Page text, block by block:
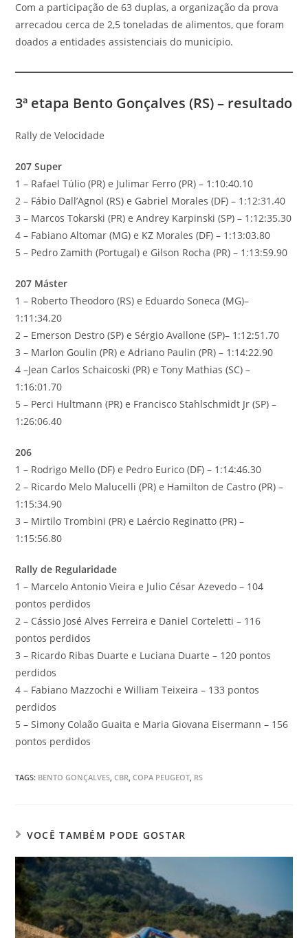
Com a participação de 63 duplas, a organização da prova
arrecadou cerca de 2,5 toneladas de alimentos, que foram
doados a entidades assistenciais do município.
3ª etapa Bento Gonçalves (RS) – resultado
Rally de Velocidade
207 Super
1 – Rafael Túlio (PR) e Julimar Ferro (PR) – 1:10:40.10
2 – Fábio Dall’Agnol (RS) e Gabriel Morales (DF) – 1:12:31.40
3 – Marcos Tokarski (PR) e Andrey Karpinski (SP) – 1:12:35.30
4 – Fabiano Altomar (MG) e KZ Morales (DF) – 1:13:03.80
5 – Pedro Zamith (Portugal) e Gilson Rocha (PR) – 1:13:59.90
207 Máster
1 – Roberto Theodoro (RS) e Eduardo Soneca (MG)–
1:11:34.20
2 – Emerson Destro (SP) e Sérgio Avallone (SP)– 1:12:51.70
3 – Marlon Goulin (PR) e Adriano Paulin (PR) – 1:14:22.90
4 –Jean Carlos Schaicoski (PR) e Tony Mathias (SC) –
1:16:01.70
5 – Perci Hultmann (PR) e Francisco Stahlschmidt Jr (SP) –
1:26:06.40
206
1 – Rodrigo Mello (DF) e Pedro Eurico (DF) – 1:14:46.30
2 – Ricardo Melo Malucelli (PR) e Hamilton de Castro (PR) –
1:15:34.90
3 – Mirtilo Trombini (PR) e Laércio Reginatto (PR) –
1:15:56.80
Rally de Regularidade
1 – Marcelo Antonio Vieira e Julio César Azevedo – 104
pontos perdidos
2 – Cássio José Alves Ferreira e Daniel Corteletti – 116
pontos perdidos
3 – Ricardo Ribas Duarte e Luciana Duarte – 120 pontos
perdidos
4 – Fabiano Mazzochi e William Teixeira – 133 pontos
perdidos
5 – Simony Colaão Guaita e Maria Giovana Eisermann – 156
pontos perdidos
TAGS: BENTO GONÇALVES, CBR, COPA PEUGEOT, RS
VOCÊ TAMBÉM PODE GOSTAR